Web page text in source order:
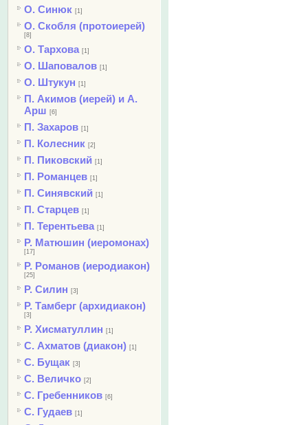
О. Синюк [1]
О. Скобля (протоиерей)
[8]
О. Тархова [1]
О. Шаповалов [1]
О. Штукун [1]
П. Акимов (иерей) и А.
Арш [6]
П. Захаров [1]
П. Колесник [2]
П. Пиковский [1]
П. Романцев [1]
П. Синявский [1]
П. Старцев [1]
П. Терентьева [1]
Р. Матюшин (иеромонах)
[17]
Р. Романов (иеродиакон)
[25]
Р. Силин [3]
Р. Тамберг (архидиакон)
[3]
Р. Хисматуллин [1]
С. Ахматов (диакон) [1]
С. Бущак [3]
С. Величко [2]
С. Гребенников [6]
С. Гудаев [1]